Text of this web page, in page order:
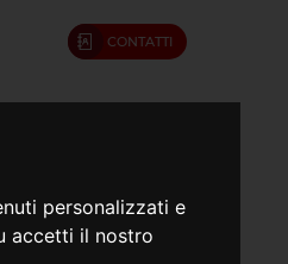
personalizzati e
accetti il nostro
CONTATTI